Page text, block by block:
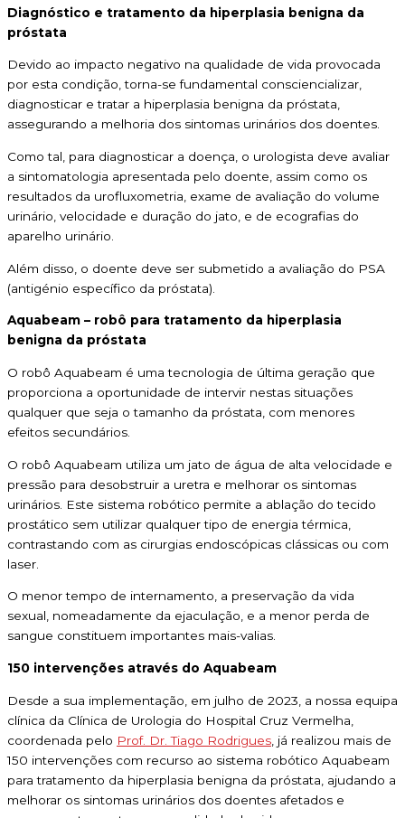
Diagnóstico e tratamento da hiperplasia benigna da
próstata
Devido ao impacto negativo na qualidade de vida provocada
por esta condição, torna-se fundamental consciencializar,
diagnosticar e tratar a hiperplasia benigna da próstata,
assegurando a melhoria dos sintomas urinários dos doentes.
Como tal, para diagnosticar a doença, o urologista deve avaliar
a sintomatologia apresentada pelo doente, assim como os
resultados da urofluxometria, exame de avaliação do volume
urinário, velocidade e duração do jato, e de ecografias do
aparelho urinário.
Além disso, o doente deve ser submetido a avaliação do PSA
(antigénio específico da próstata).
Aquabeam – robô para tratamento da hiperplasia
benigna da próstata
O robô Aquabeam é uma tecnologia de última geração que
proporciona a oportunidade de intervir nestas situações
qualquer que seja o tamanho da próstata, com menores
efeitos secundários.
O robô Aquabeam utiliza um jato de água de alta velocidade e
pressão para desobstruir a uretra e melhorar os sintomas
urinários. Este sistema robótico permite a ablação do tecido
prostático sem utilizar qualquer tipo de energia térmica,
contrastando com as cirurgias endoscópicas clássicas ou com
laser.
O menor tempo de internamento, a preservação da vida
sexual, nomeadamente da ejaculação, e a menor perda de
sangue constituem importantes mais-valias.
150 intervenções através do Aquabeam
Desde a sua implementação, em julho de 2023, a nossa equipa
clínica da Clínica de Urologia do Hospital Cruz Vermelha,
coordenada pelo Prof. Dr. Tiago Rodrigues , já realizou mais de
150 intervenções com recurso ao sistema robótico Aquabeam
para tratamento da hiperplasia benigna da próstata, ajudando a
melhorar os sintomas urinários dos doentes afetados e